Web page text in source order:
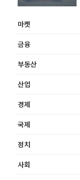
마켓
금융
부동산
산업
경제
국제
정치
사회